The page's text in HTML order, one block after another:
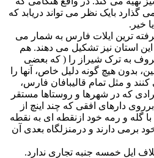
بایک نظر می تواند دریابد که
خیر.
ترین ایلات فارس به شمار می
این استان نیز تشکیل می دهند. هم
به ترک شیراز را ( که بعضی
بدون هیچ گونه دلیل خاص، آنها را
و مثل تمام قالیبافان فارس،
که در شهرها و روستاها مستقر
دارهای افقی که چند اینچ از
گله و رمه خود ازنقطه ای به نقطه
برمی دارند و درمنزلگاه بعدی آن
ایل خمسه جنبه تجاری ندارد.